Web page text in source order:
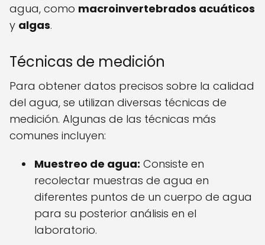
agua, como macroinvertebrados acuáticos
y algas.
Técnicas de medición
Para obtener datos precisos sobre la calidad
del agua, se utilizan diversas técnicas de
medición. Algunas de las técnicas más
comunes incluyen:
Muestreo de agua: Consiste en
recolectar muestras de agua en
diferentes puntos de un cuerpo de agua
para su posterior análisis en el
laboratorio.